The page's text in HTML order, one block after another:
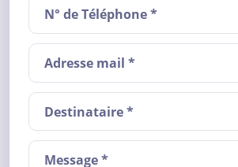
Destinataire *